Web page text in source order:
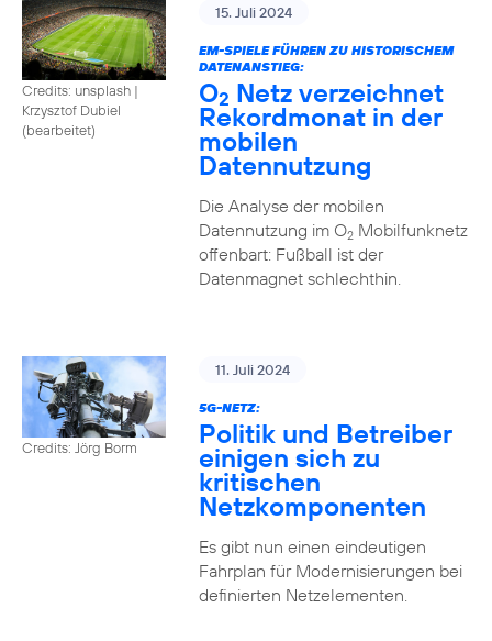
Credits: unsplash |
Krzysztof Dubiel
(bearbeitet)
15. Juli 2024
EM-SPIELE FÜHREN ZU HISTORISCHEM
DATENANSTIEG:
O2 Netz verzeichnet
Rekordmonat in der
mobilen
Datennutzung
Die Analyse der mobilen
Datennutzung im O2Mobilfunknetz
offenbart: Fußball ist der
Datenmagnet schlechthin.
Credits: Jörg Borm
11. Juli 2024
5G-NETZ:
Politik und Betreiber
einigen sich zu
kritischen
Netzkomponenten
Es gibt nun einen eindeutigen
Fahrplan für Modernisierungen bei
definierten Netzelementen.